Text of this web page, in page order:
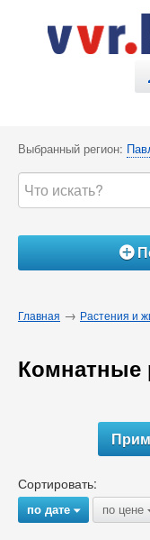
Выбранный регион:
Á
Главная → Растения и
Комнатные
Сортировать:
по дате{ по цене